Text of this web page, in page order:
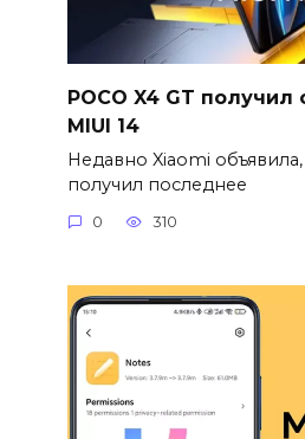
POCO X4 GT получил
MIUI 14
Недавно Xiaomi объявила,
получил последнее
0 310